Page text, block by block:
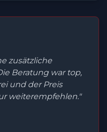
zusätzliche
Beratung war top,
und der Preis
weiterempfehlen."